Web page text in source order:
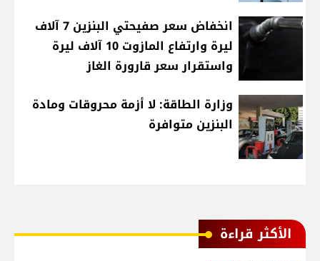
انخفاض سعر صفيحتي البنزين 7 آلاف
ليرة وارتفاع المازوت 10 آلاف ليرة
واستقرار سعر قارورة الغاز
وزارة الطاقة: لا أزمة محروقات ومادة
البنزين متوافرة
الأكثر قراءة